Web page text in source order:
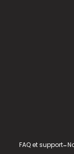
FAQ et support-